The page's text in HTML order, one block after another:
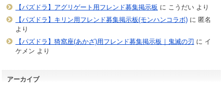
【パズドラ】アグリゲート用フレンド募集掲示板 に こうだいより
【パズドラ】キリン用フレンド募集掲示板(モンハンコラボ)に 匿名
より
【パズドラ】猗窩座(あかざ)用フレンド募集掲示板｜鬼滅の刃 に イ
ケメン より
アーカイブ